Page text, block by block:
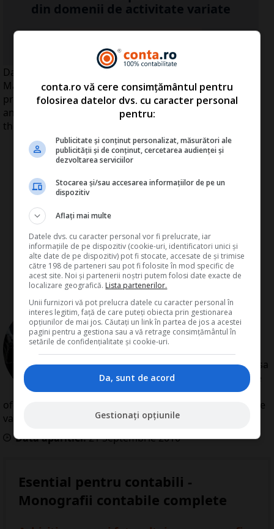
din domenii de activitate variate
...Detalii clickAICI>>
Dacia Duster este pe lista de nominalizări la titlul de
Maşina anului 2011, în competiţie aflându-se mărci
precum Audi, Nissan, Volkswagen sau BMW, potrivit
anunţului postat pe site-ul oficial al competiţiei "Car of
the Year 2011", informează www.gandul.info.
deRedactia Conta
Redactia Conta este alcatuita din
autori cu experienta dovedita pe
domenii precum contabilitate si
fiscalitate. Colectivul si-a propus sa
creeze continut interesant si bine
documentat pentru cititori. Va
oferim solutii utile pentru orice dilema legislativa cu care
va confruntati.
Data aparitiei:21Septembrie2010
Esential pentru contabili -
Monografii contabile complete
conta.ro vă cere consimțământul pentru
folosirea datelor dvs. cu caracter personal
pentru:
Publicitate și conținut personalizat, măsurători ale
publicității și de conținut, cercetarea audienței și
dezvoltarea serviciilor
Stocarea și/sau accesarea informațiilor de pe un
dispozitiv
Aflați mai multe
Datele dvs. cu caracter personal vor fi prelucrate, iar
informațiile de pe dispozitiv (cookie-uri, identificatori unici și
alte date de pe dispozitiv) pot fi stocate, accesate de și trimise
către 198 de parteneri sau pot fi folosite în mod specific de
acest site. Noi și partenerii noștri putem folosi date exacte de
localizare geografică. Lista partenerilor.
Unii furnizori vă pot prelucra datele cu caracter personal în
interes legitim, față de care puteți obiecta prin gestionarea
opțiunilor de mai jos. Căutați un link în partea de jos a acestei
pagini pentru a gestiona sau a vă retrage consimțământul în
setările de confidențialitate și cookie-uri.
Da, sunt de acord
Gestionați opțiunile